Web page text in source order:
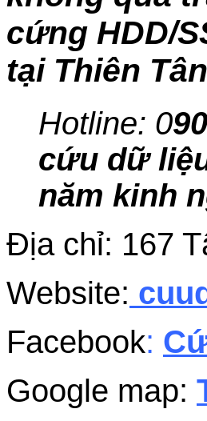
cứng HDD/
tại Thiên
Hotline: 0
cứu dữ
năm kinh
Địa chỉ: 167
Website:
Facebook:
Google map: